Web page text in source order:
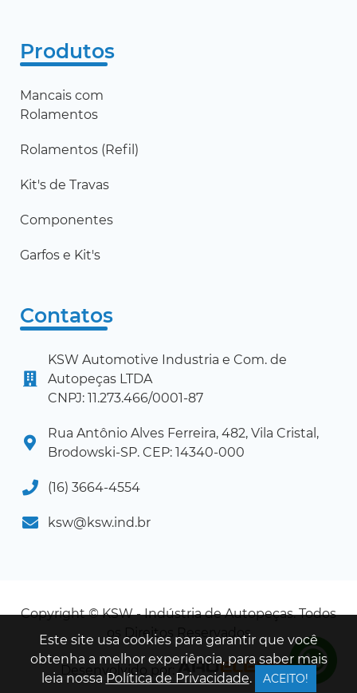
Produtos
Mancais com
Rolamentos
Rolamentos (Refil)
Kit's de Travas
Componentes
Garfos e Kit's
Contatos
KSW Automotive Industria e Com. de
Autopeças LTDA
CNPJ: 11.273.466/0001-87
Rua Antônio Alves Ferreira, 482, Vila Cristal,
Brodowski-SP. CEP: 14340-000
(16) 3664-4554
ksw@ksw.ind.br
Copyright © KSW - Indústria de Autopeças. Todos
os Direitos Reservados
Desenvolvido por:
Este site usa cookies para garantir que você
obtenha a melhor experiência, para saber mais
leia nossa Política de Privacidade. ACEITO!